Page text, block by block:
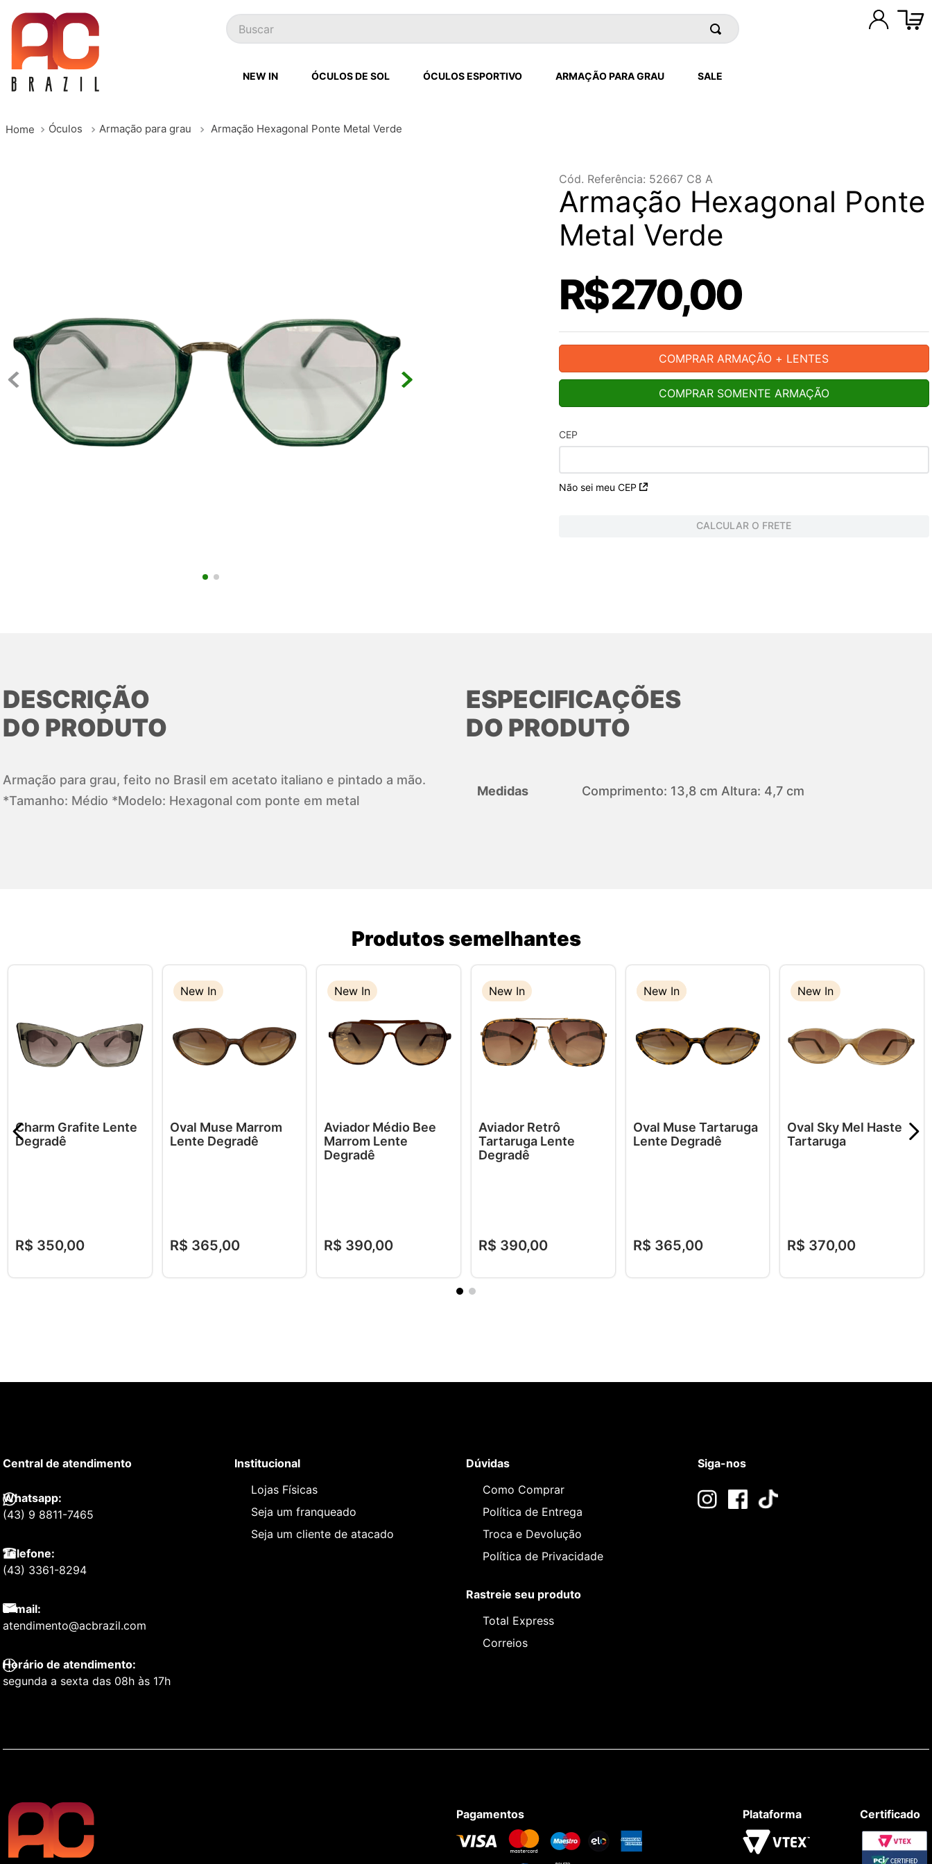
Buscar
NEW IN ÓCULOS DE SOL ÓCULOS ESPORTIVO ARMAÇÃO PARA GRAU SALE
Óculos Armação para grau Armação Hexagonal Ponte Metal Verde
Cód. Referência: 52667 C8 A
Armação Hexagonal Ponte
Metal Verde
R$270,00
COMPRAR ARMAÇÃO + LENTES
COMPRAR SOMENTE ARMAÇÃO
CEP
Não sei meu CEP
CALCULAR O FRETE
DESCRIÇÃO
DO PRODUTO
Armação para grau, feito no Brasil em acetato italiano e pintado a mão.
*Tamanho: Médio *Modelo: Hexagonal com ponte em metal
ESPECIFICAÇÕES
DO PRODUTO
Medidas Comprimento: 13,8 cm Altura: 4,7 cm
Produtos semelhantes
Charm Grafite Lente
Degradê
R$ 350,00
New In
Oval Muse Marrom
Lente Degradê
R$ 365,00
New In
Aviador Médio Bee
Marrom Lente
Degradê
R$ 390,00
New In
Aviador Retrô
Tartaruga Lente
Degradê
R$ 390,00
New In
New In
Oval Muse Tartaruga
Lente Degradê
R$ 365,00
New In
Oval Sky Mel Haste
Tartaruga
R$ 370,00
Central de atendimento
Whatsapp:
(43) 9 8811-7465
Telefone:
(43) 3361-8294
E-mail:
atendimento@acbrazil.com
Horário de atendimento:
segunda a sexta das 08h às 17h
Institucional
Lojas Físicas
Seja um franqueado
Seja um cliente de atacado
Dúvidas
Como Comprar
Política de Entrega
Troca e Devolução
Política de Privacidade
Rastreie seu produto
Total Express
Correios
Siga-nos
Pagamentos Plataforma Certificado